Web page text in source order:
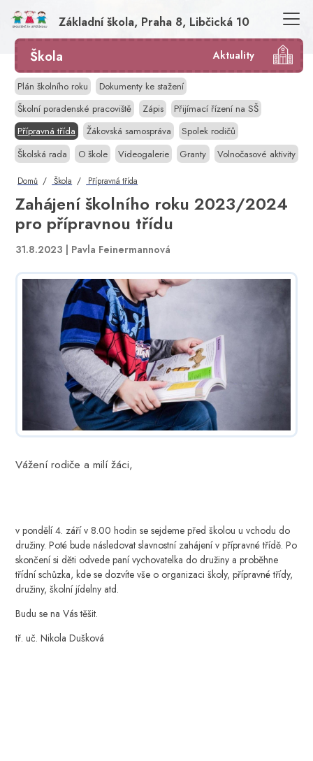
Základní škola, Praha 8, Libčická 10
Domů Škola Přípravná třída
Zahájení školního roku 2023/2024
pro přípravnou třídu
31.8.2023 | Pavla Feinermannová
Vážení rodiče a milí žáci,
v pondělí 4. září v 8.00 hodin se sejdeme před školou u vchodu do
družiny. Poté bude následovat slavnostní zahájení v přípravné třídě. Po
skončení si děti odvede paní vychovatelka do družiny a proběhne
třídní schůzka, kde se dozvíte vše o organizaci školy, přípravné třídy,
družiny, školní jídelny atd.
Budu se na Vás těšit.
tř. uč. Nikola Dušková
Aktuality
Škola
Plán školního roku
Dokumenty ke stažení
Školní poradenské pracoviště
Zápis
Přijímací řízení na SŠ
Přípravná třída
Žákovská samospráva
Spolek rodičů
Školská rada
O škole Videogalerie Granty Volnočasové aktivity